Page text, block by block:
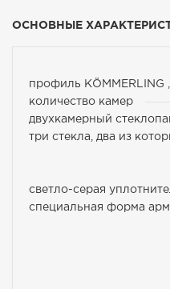
ОСНОВНЫЕ
профиль KÖMMERLING
количество камер
двухкамерный
три стекла, два из
светло-серая
специальная форма